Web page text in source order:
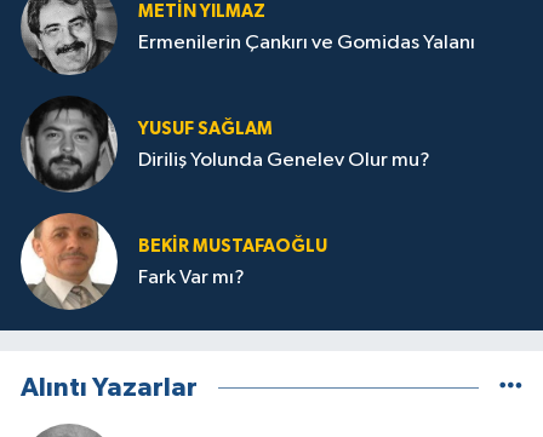
METIN YILMAZ
Ermenilerin Çankırı ve Gomidas Yalanı
YUSUF SAĞLAM
Diriliş Yolunda Genelev Olur mu?
BEKIR MUSTAFAOĞLU
Fark Var mı?
Alıntı Yazarlar